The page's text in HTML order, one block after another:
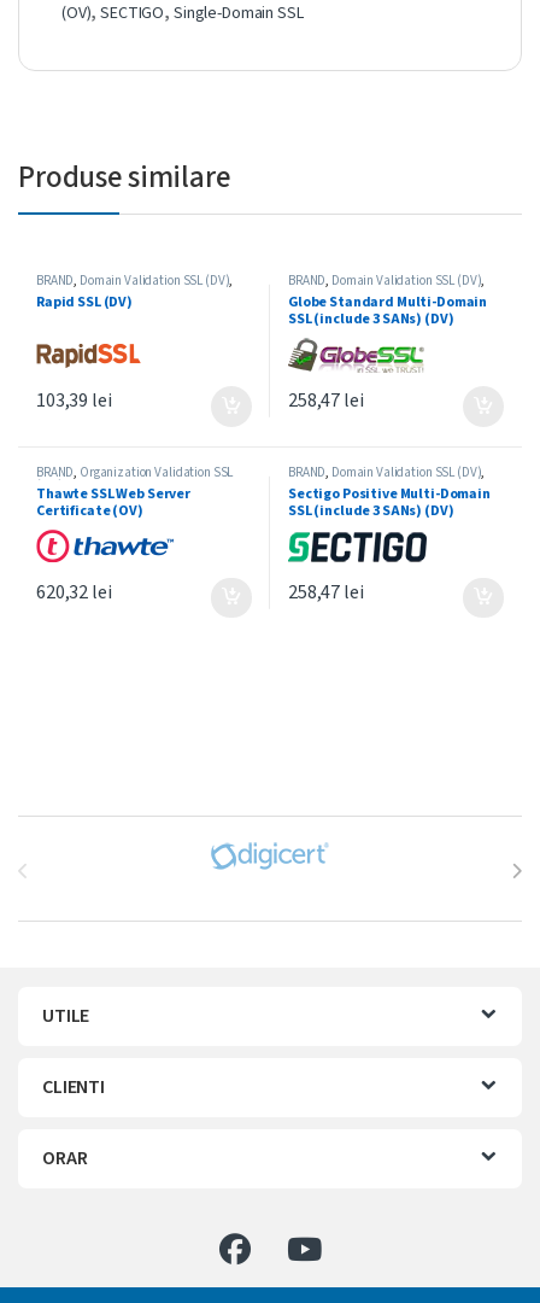
(OV),SECTIGO, Single-Domain SSL
Produse similare
BRAND, Domain Validation SSL (DV),
RAPIDSSL,Single-Domain SSL
Rapid SSL (DV)
103,39 lei
BRAND, Domain Validation SSL (DV),
GLOBESSL Multi-Domain SSL
Globe Standard Multi-Domain
SSL (include 3 SANs) (DV)
258,47lei
BRAND, Organization Validation SSL
(OV) Single-Domain SSL
Thawte SSL Web Server
Certificate (OV)
620,32lei
BRAND, Domain Validation SSL (DV),
Multi-Domain SSL PositiveSSL
SECTIGO
Sectigo Positive Multi-Domain
SSL (include 3 SANs) (DV)
258,47lei
UTILE
CLIENTI
ORAR